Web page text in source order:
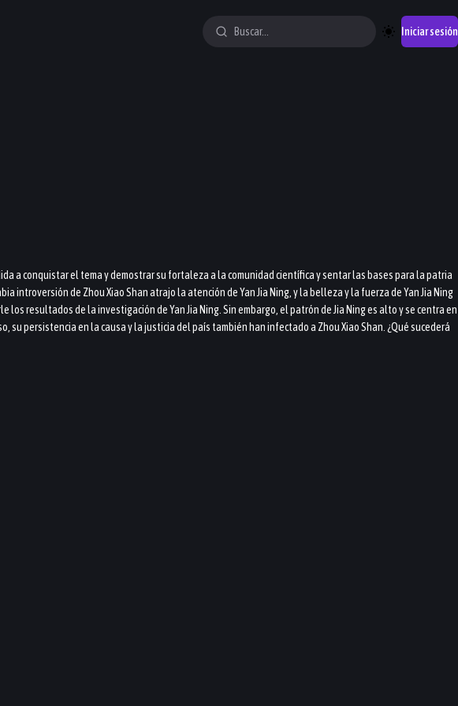
Iniciar sesión
a conquistar el tema y demostrar su fortaleza a la comunidad científica y sentar las bases para la patria
introversión de Zhou Xiao Shan atrajo la atención de Yan Jia Ning, y la belleza y la fuerza de Yan Jia Ning
resultados de la investigación de Yan Jia Ning. Sin embargo, el patrón de Jia Ning es alto y se centra en
persistencia en la causa y la justicia del país también han infectado a Zhou Xiao Shan. ¿Qué sucederá